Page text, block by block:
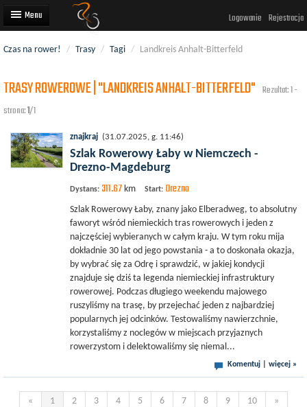
Logowanie Rejestracja
Trasy rowerowe
Wyścigi rowerowe
Użytkownicy
Dodaj
Czas na rower! / Trasy / Tagi / Landkreis Anhalt-Bitterfeld
TRASY ROWEROWE | "LANDKREIS ANHALT-BITTERFELD" Rezultat: 1 -
strona:1/1
znajkraj (31.07.2025, g. 11:46)
Szlak Rowerowy Łaby w Niemczech -
Drezno-Magdeburg
Dystans: 311.67 km Start: Drezno
Szlak Rowerowy Łaby, znany jako Elberadweg, to absolutny
faworyt wśród niemieckich tras rowerowych i jeden z
najczęściej wybieranych w całym kraju. W tym roku mija
dokładnie 30 lat od jego powstania - a to doskonała okazja,
by wybrać się za Odrę i sprawdzić, w jakiej kondycji
znajduje się dziś ta legenda niemieckiej infrastruktury
rowerowej. Podczas długiego weekendu majowego
ruszyliśmy na trasę, by przejechać jeden z najbardziej
popularnych jej odcinków. Testowaliśmy nawierzchnie,
korzystaliśmy z noclegów w miejscach przyjaznych
rowerzystom i delektowaliśmy się niemal...
Komentuj więcej »
« 1 2 3 4 5 6 7 8 9 10 »